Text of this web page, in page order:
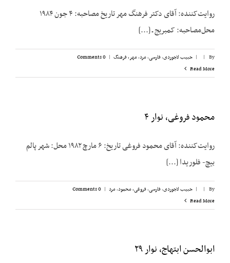
روایت‌کننده: آقای دکتر فرهنگ مهر تاریخ مصاحبه: ۴ جون ۱۹۸۴
محل‌مصاحبه: کمبریج ـ [...]
By
|
| حبیب لاجوردی,فارسی,مرد,مهر، فرهنگ |
0 Comments
Read More
محمود فروغی، نوار ۴
روایت‌کننده: آقای محمود فروغی تاریخ: ۶ مارچ ۱۹۸۲ محل: شهر پالم
بیچ- فلوریدا [...]
By
|
| حبیب لاجوردی,فارسی,فروغی، محمود,مرد |
0 Comments
Read More
ابوالحسن ابتهاج، نوار ۲۹